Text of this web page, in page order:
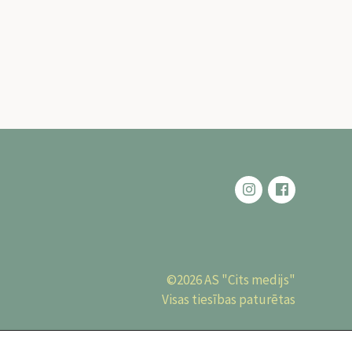
©2026 AS "Cits medijs"
Visas tiesības paturētas